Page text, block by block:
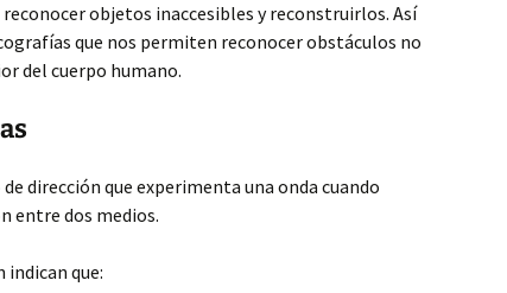
objetos inaccesibles y reconstruirlos. Así
que nos permiten reconocer obstáculos no
del cuerpo humano.
dirección que experimenta una onda cuando
entre dos medios.
indican que: